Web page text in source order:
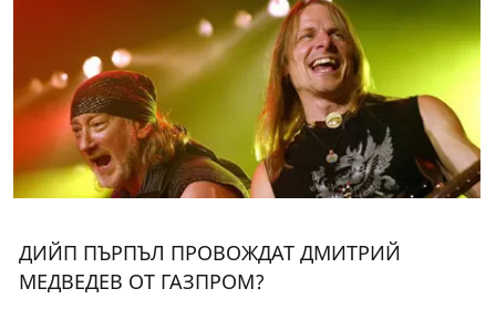
ДИЙП ПЪРПЪЛ ПРОВОЖДАТ ДМИТРИЙ
МЕДВЕДЕВ ОТ ГАЗПРОМ?